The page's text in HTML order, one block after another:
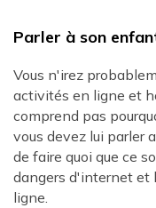
Parler à son
Vous n'irez
activités en ligne et
comprend pas
vous devez lui parler
de faire quoi que ce
dangers d'internet et
ligne.